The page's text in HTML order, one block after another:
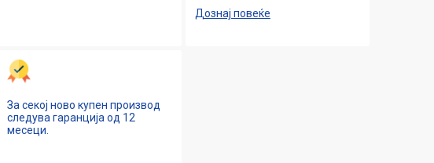
Дознај повеќе
За секој ново купен производ
следува гаранција од 12
месеци.